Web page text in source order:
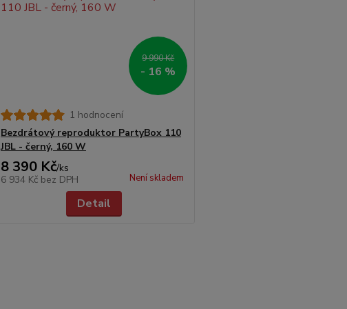
9 990 Kč
- 16 %
1 hodnocení
Bezdrátový reproduktor PartyBox 110
JBL - černý, 160 W
8 390 Kč/ks
6 934 Kč bez DPH Není skladem
Detail